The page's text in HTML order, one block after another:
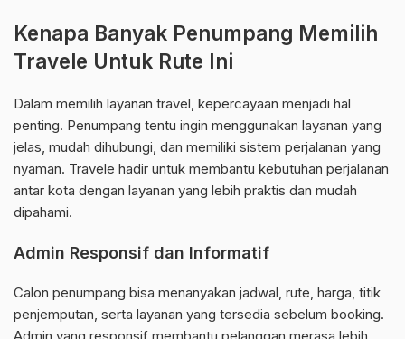
Kenapa Banyak Penumpang Memilih
Travele Untuk Rute Ini
Dalam memilih layanan travel, kepercayaan menjadi hal
penting. Penumpang tentu ingin menggunakan layanan yang
jelas, mudah dihubungi, dan memiliki sistem perjalanan yang
nyaman. Travele hadir untuk membantu kebutuhan perjalanan
antar kota dengan layanan yang lebih praktis dan mudah
dipahami.
Admin Responsif dan Informatif
Calon penumpang bisa menanyakan jadwal, rute, harga, titik
penjemputan, serta layanan yang tersedia sebelum booking.